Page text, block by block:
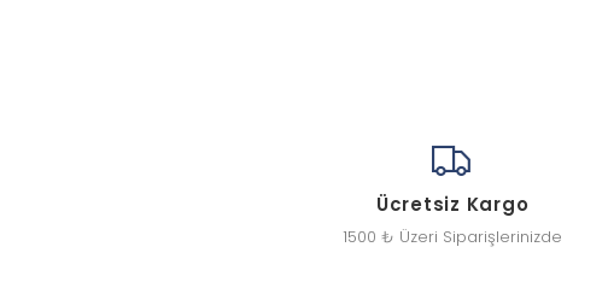
Ücretsiz Kargo
1500 ₺ Üzeri Siparişlerinizde